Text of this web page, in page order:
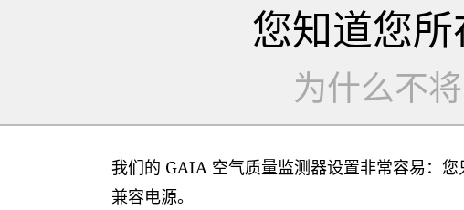
您知道您所
为什么不
我们的 GAIA 空气质量监测器设置非常容易：
兼容电源。